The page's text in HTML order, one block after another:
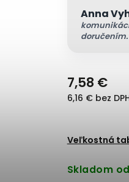
Anna
7,58 €
6,16 € bez
Veľkostná
Skladom